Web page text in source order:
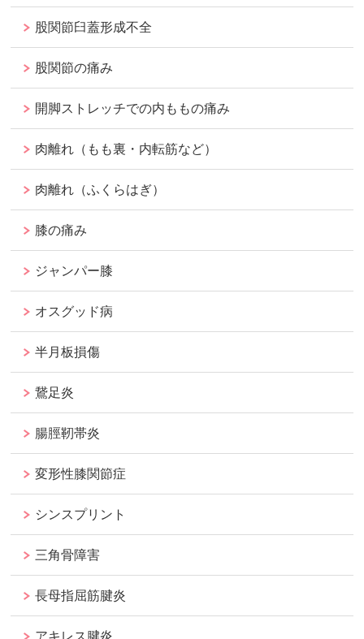
股関節臼蓋形成不全
股関節の痛み
開脚ストレッチでの内ももの痛み
肉離れ（もも裏・内転筋など）
肉離れ（ふくらはぎ）
膝の痛み
ジャンパー膝
オスグッド病
半月板損傷
鵞足炎
腸脛靭帯炎
変形性膝関節症
シンスプリント
三角骨障害
長母指屈筋腱炎
アキレス腱炎